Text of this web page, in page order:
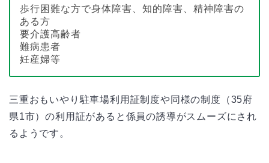
歩行困難な方で身体障害、知的障害、精神障害の
ある方
要介護高齢者
難病患者
妊産婦等
三重おもいやり駐車場利用証制度や同様の制度（35府
県1市）の利用証があると係員の誘導がスムーズにされ
るようです。